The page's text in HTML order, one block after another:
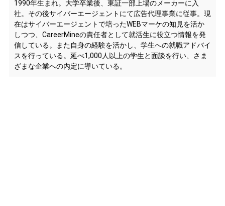
1990年生まれ。大学卒業後、東証一部上場のメーカーに入
社。その後サイバーエージェントにて広告代理事業に従事。現
在はサイバーエージェントで培ったWEBマーケの知見を活か
しつつ、CareerMineの責任者として就活生に役立つ情報を発
信している。また自身の経験を活かし、学生への就職アドバイ
スを行っている。延べ1,000人以上の学生と面談を行い、さま
ざまな企業への内定に導いている。